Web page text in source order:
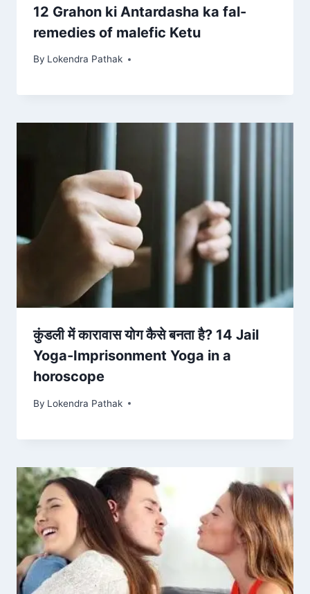
12 Grahon ki Antardasha ka fal-
remedies of malefic Ketu
By Lokendra Pathak
कुंडली में कारावास योग कैसे बनता है? 14 Jail
Yoga-Imprisonment Yoga in a
horoscope
By Lokendra Pathak